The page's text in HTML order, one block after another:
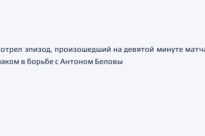
эпизод, произошедший на девятой минуте
в борьбе с Антоном Беловы